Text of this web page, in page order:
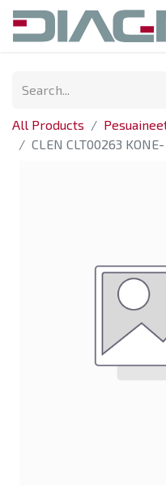
All Products
CLEN CLT00263